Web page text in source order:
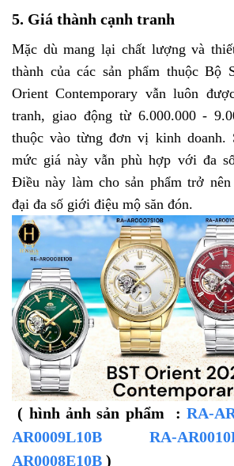
5. Giá thành cạnh tranh
Mặc dù mang lại chất lượng và
thành của các sản phẩm thuộc Bộ
Orient Contemporary vẫn luôn
tranh, giao động từ 6.000.000 -
thuộc vào từng đơn vị kinh doanh.
mức giá này vẫn phù hợp với đa
Điều này làm cho sản phẩm trở
đại đa số giới điệu mộ săn đón.
( hình ảnh sản phẩm :RA-
AR0009L10B RA-
AR0008E10B )